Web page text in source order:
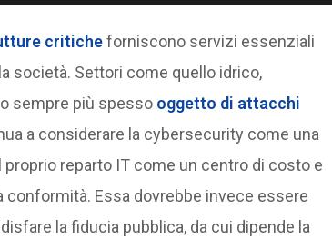
criticheforniscono servizi essenziali
società. Settori come quello idrico,
sempre più spesso oggetto di attacchi
a considerare la cybersecurity come una
reparto IT come un centro di costo e
Essa dovrebbe invece essere
la fiducia pubblica, da cui dipende la